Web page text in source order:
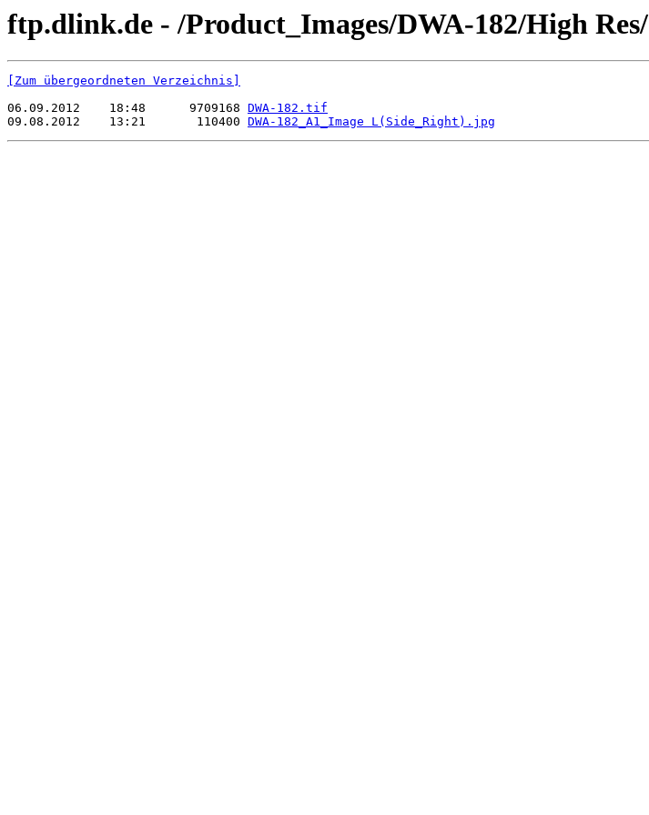
ftp.dlink.de - /Product_Images/DWA-182/High Res/
[Zum übergeordneten Verzeichnis]
06.09.2012    18:48      9709168 DWA-182.tif
09.08.2012    13:21       110400 DWA-182_A1_Image L(Side_Right).jpg